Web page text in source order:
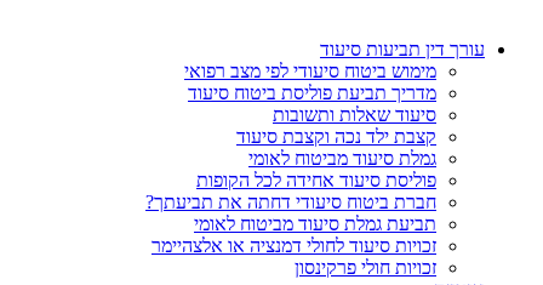
עורך דין תביעות סיעוד
מימוש ביטוח סיעודי לפי מצב רפואי
מדריך תביעת פוליסת ביטוח סיעוד
סיעוד שאלות ותשובות
קצבת ילד נכה וקצבת סיעוד
גמלת סיעוד מביטוח לאומי
פוליסת סיעוד אחידה לכל הקופות
חברת ביטוח סיעודי דחתה את תביעתך?
תביעת גמלת סיעוד מביטוח לאומי
זכויות סיעוד לחולי דמנציה או אלצהיימר
זכויות חולי פרקינסון